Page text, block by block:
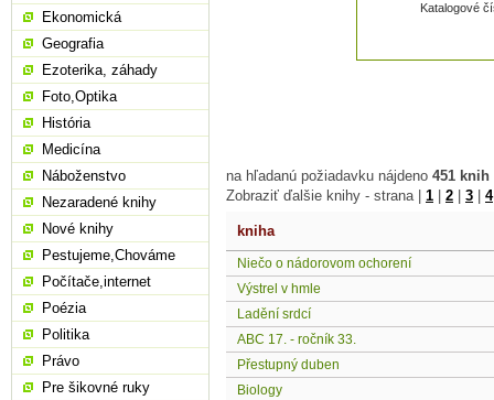
Katalogové
na hľadanú požiadavku nájdeno 451 knih
Zobraziť ďalšie knihy - strana | 1 2 3 4
kniha
Niečo o nádorovom ochorení
Výstrel v hmle
Ladění srdcí
ABC 17. - ročník 33.
Přestupný duben
Biology
Ekonomická
Geografia
Ezoterika, záhady
Foto,Optika
História
Medicína
Náboženstvo
Nezaradené knihy
Nové knihy
Pestujeme,Chováme
Počítače,internet
Poézia
Politika
Právo
Pre šikovné ruky